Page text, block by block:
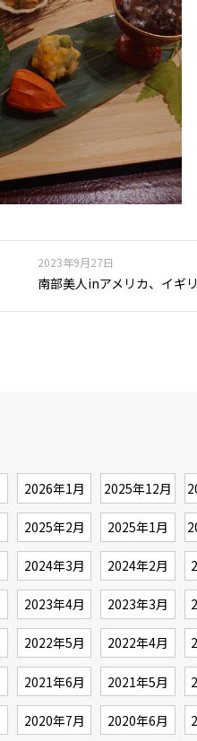
2023年9月27日
南部美人inアメリカ、イギ
2026年1月 2025年12月
2025年2月 2025年1月
2024年3月 2024年2月
2023年4月 2023年3月
2022年5月 2022年4月
2021年6月 2021年5月
2020年7月 2020年6月